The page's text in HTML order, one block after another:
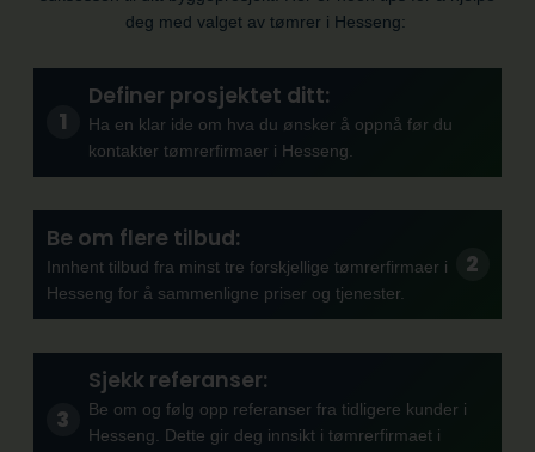
deg med valget av tømrer i Hesseng:
Definer prosjektet ditt:
Ha en klar ide om hva du ønsker å oppnå før du
kontakter tømrerfirmaer i Hesseng.
Be om flere tilbud:
Innhent tilbud fra minst tre forskjellige tømrerfirmaer i
Hesseng for å sammenligne priser og tjenester.
Sjekk referanser:
Be om og følg opp referanser fra tidligere kunder i
Hesseng. Dette gir deg innsikt i tømrerfirmaet i